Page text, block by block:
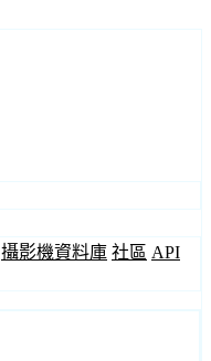
攝影機資料庫 社區 API